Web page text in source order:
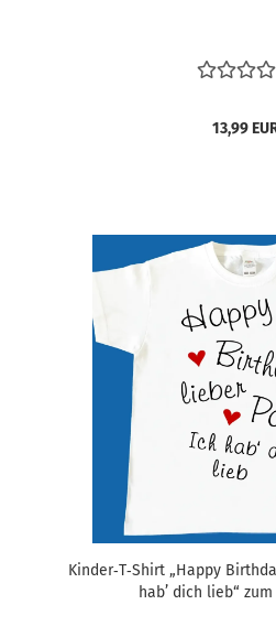
13,99
Kinder‑T‑Shirt „Happy
hab’ dich lieb“